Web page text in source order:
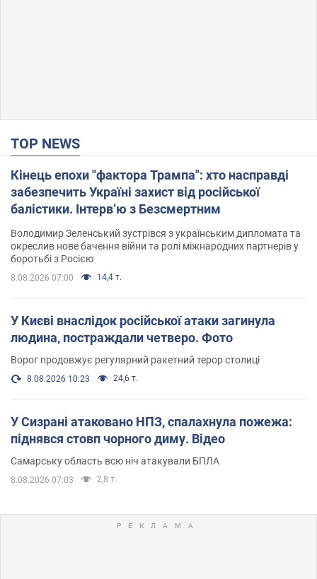
TOP NEWS
Кінець епохи "фактора Трампа": хто насправді
забезпечить Україні захист від російської
балістики. Інтерв’ю з Безсмертним
Володимир Зеленський зустрівся з українським дипломата та
окреслив нове бачення війни та ролі міжнародних партнерів у
боротьбі з Росією
8.08.2026 07:00 14,4 т.
У Києві внаслідок російської атаки загинула
людина, постраждали четверо. Фото
Ворог продовжує регулярний ракетний терор столиці
8.08.2026 10:23 24,6 т.
У Сизрані атаковано НПЗ, спалахнула пожежа:
піднявся стовп чорного диму. Відео
Самарську область всю ніч атакували БПЛА
8.08.2026 07:03 2,8 т.